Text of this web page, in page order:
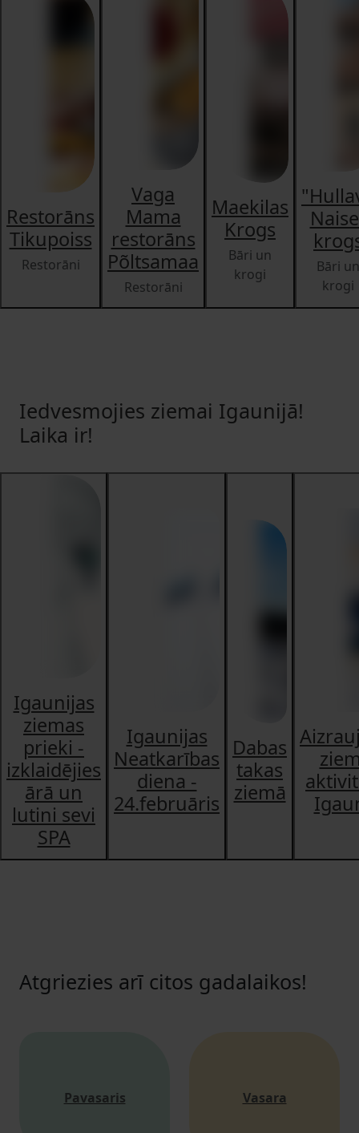
Restorāns
Tikupoiss
Restorāni
Vaga
Mama
restorāns
Põltsamaa
Restorāni
Maekilas
Krogs
Bāri un
krogi
Bāri un
krogi
Iedvesmojies ziemai Igaunijā!
Laika ir!
Igaunijas
ziemas
prieki -
izklaidējies
ārā un
lutini sevi
SPA
Igaunijas
Neatkarības
diena -
24.februāris
Dabas
takas
ziemā
Atgriezies arī citos gadalaikos!
Pavasaris Vasara